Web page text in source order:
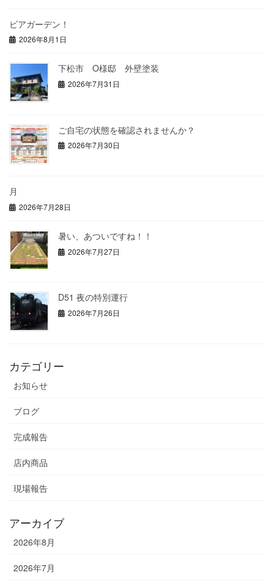
ビアガーデン！
2026年8月1日
下松市 O様邸 外壁塗装
2026年7月31日
ご自宅の状態を確認されませんか？
2026年7月30日
月
2026年7月28日
暑い、あついですね！！
2026年7月27日
D51 夜の特別運行
2026年7月26日
カテゴリー
お知らせ
ブログ
完成報告
店内商品
現場報告
アーカイブ
2026年8月
2026年7月